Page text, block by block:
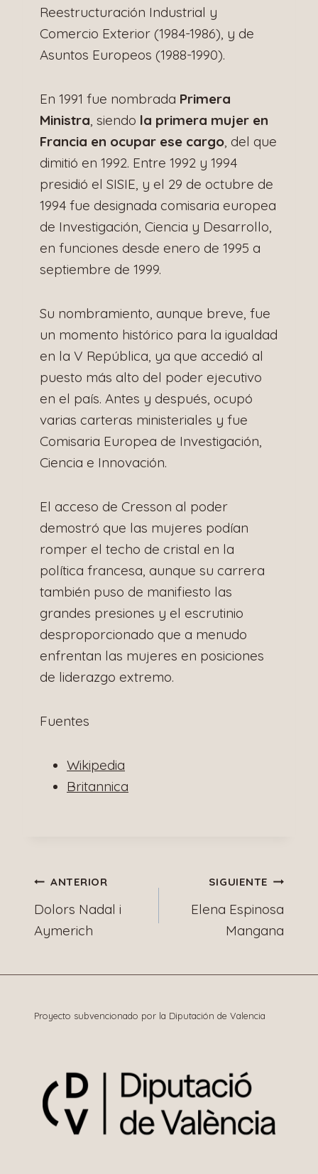
Reestructuración Industrial y
Comercio Exterior (1984-1986), y de
Asuntos Europeos (1988-1990).
En 1991 fue nombrada Primera
Ministra , siendo la primera mujer en
Francia en ocupar ese cargo , del que
dimitió en 1992. Entre 1992 y 1994
presidió el SISIE, y el 29 de octubre de
1994 fue designada comisaria europea
de Investigación, Ciencia y Desarrollo,
en funciones desde enero de 1995 a
septiembre de 1999.
Su nombramiento, aunque breve, fue
un momento histórico para la igualdad
en la V República, ya que accedió al
puesto más alto del poder ejecutivo
en el país. Antes y después, ocupó
varias carteras ministeriales y fue
Comisaria Europea de Investigación,
Ciencia e Innovación.
El acceso de Cresson al poder
demostró que las mujeres podían
romper el techo de cristal en la
política francesa, aunque su carrera
también puso de manifiesto las
grandes presiones y el escrutinio
desproporcionado que a menudo
enfrentan las mujeres en posiciones
de liderazgo extremo.
Fuentes
Wikipedia
Britannica
Navegación
de
ANTERIOR
Dolors Nadal i
Aymerich
SIGUIENTE
Elena Espinosa
Mangana
Proyecto subvencionado por la Diputación de Valencia